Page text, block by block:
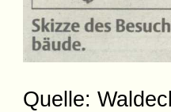
Quelle: